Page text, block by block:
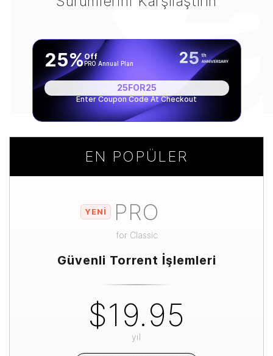
Enter Coupon Code At Checkout
25FOR25
25%Off
PRO Annual Plan
EN POPÜLER
YENİ PRO
for Classic
Güvenli Torrent İşlemleri
$19.95
yıl